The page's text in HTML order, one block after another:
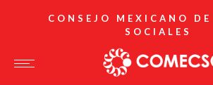
CONSEJO MEXICANO
SOCIALES